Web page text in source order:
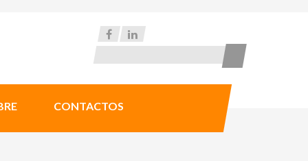
CONTACTOS